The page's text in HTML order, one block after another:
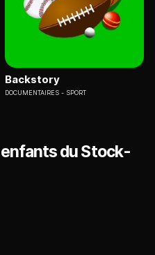
Backstory
DOCUMENTAIRES SPORT
du Stock-